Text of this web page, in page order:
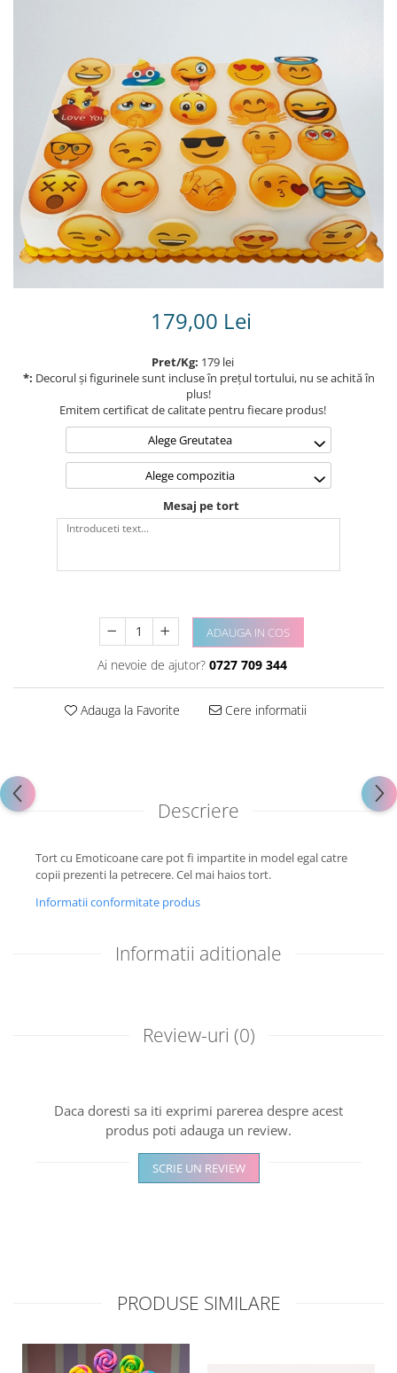
Torturi cu flori
Tortulețe 1.7 kg - 2 kg
179,00 Lei
Pret/Kg: 179 lei
*: Decorul și figurinele sunt incluse în prețul tortului, nu se achită în
plus!
Emitem certificat de calitate pentru fiecare produs!
Alege Greutatea
Alege compozitia
Mesaj pe tort
ADAUGA IN COS
Ai nevoie de ajutor? 0727 709 344
Adauga la Favorite Cere informatii
Descriere
Tort cu Emoticoane care pot fi impartite in model egal catre
copii prezenti la petrecere. Cel mai haios tort.
Informatii conformitate produs
Informatii aditionale
Review-uri (0)
Daca doresti sa iti exprimi parerea despre acest
produs poti adauga un review.
SCRIE UN REVIEW
PRODUSE SIMILARE